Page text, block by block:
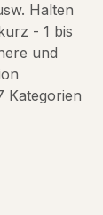
Halten
- 1 bis
und
Kategorien